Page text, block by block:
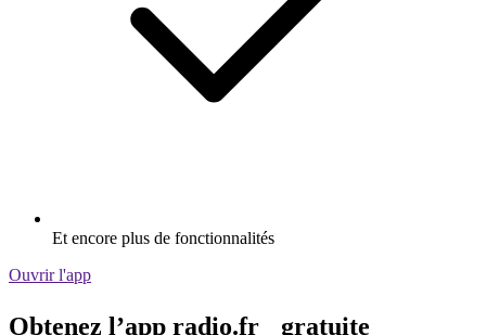
Et encore plus de fonctionnalités
Ouvrir l'app
Obtenez l’app radio.fr gratuite